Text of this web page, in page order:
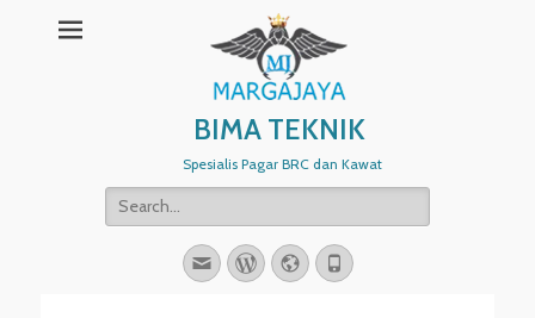
BIMA TEKNIK
Spesialis Pagar BRC dan Kawat
Search
for:
EmailWordPress
WebsitePhone